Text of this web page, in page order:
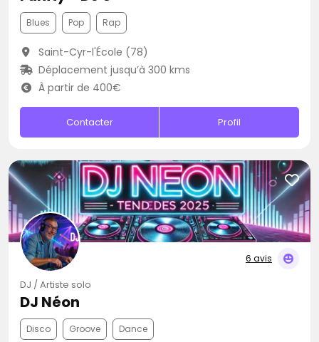
Blues Pop Rap
Saint-Cyr-l'École (78)
Déplacement jusqu’à 300 kms
À partir de 400€
Contacter Profil
6 avis
DJ / Artiste solo
DJ Néon
Disco Groove Dance